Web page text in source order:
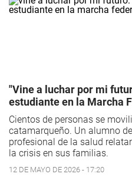
"Vine a luchar por mi
estudiante en la Marcha
Cientos de personas se
catamarqueño. Un alumno
profesional de la salud
la crisis en sus familias.
12 DE MAYO DE 2026 - 17:20